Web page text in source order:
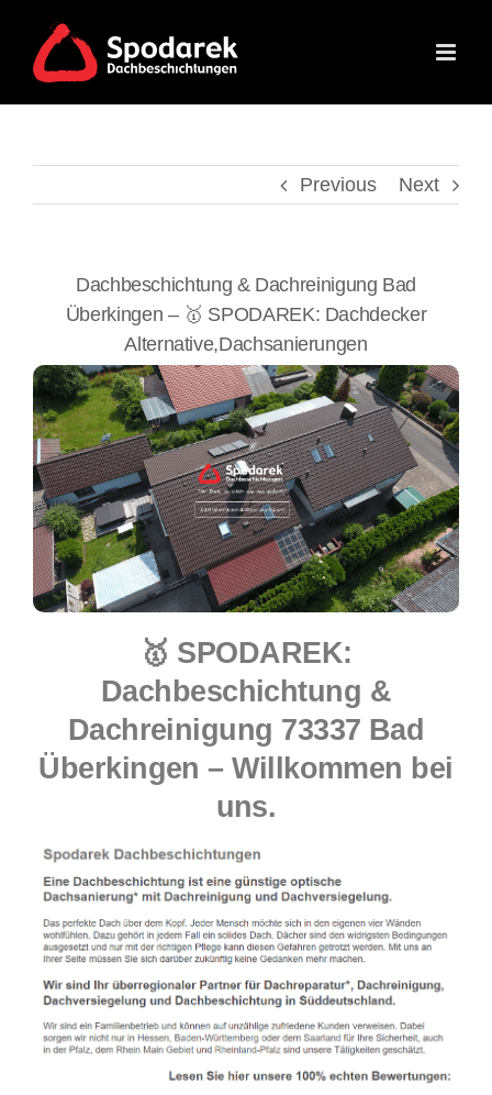
content
Previous Next
Dachbeschichtung & Dachreinigung Bad
Überkingen – 🥇 SPODAREK: Dachdecker
Alternative,Dachsanierungen
🥇 SPODAREK:
Dachbeschichtung &
Dachreinigung 73337 Bad
Überkingen – Willkommen bei
uns.